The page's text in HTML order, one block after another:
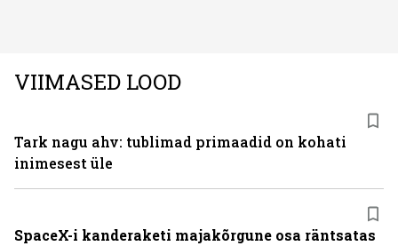
VIIMASED LOOD
Tark nagu ahv: tublimad primaadid on kohati
inimesest üle
SpaceX-i kanderaketi majakõrgune osa räntsatas